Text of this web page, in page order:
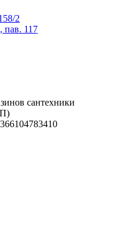
2
пав. 117
сантехники